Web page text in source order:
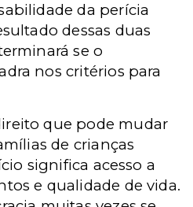
da perícia
dessas duas
se o
nos critérios para
que pode mudar
de crianças
significa acesso a
e qualidade de vida.